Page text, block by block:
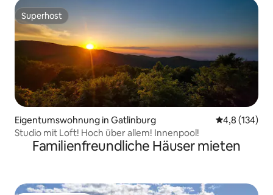
Superhost
Superhost
Eigentumswohnung in Gatlinburg
4,8 (134)
Studio mit Loft! Hoch über allem! Innenpool!
Familienfreundliche Häuser mieten